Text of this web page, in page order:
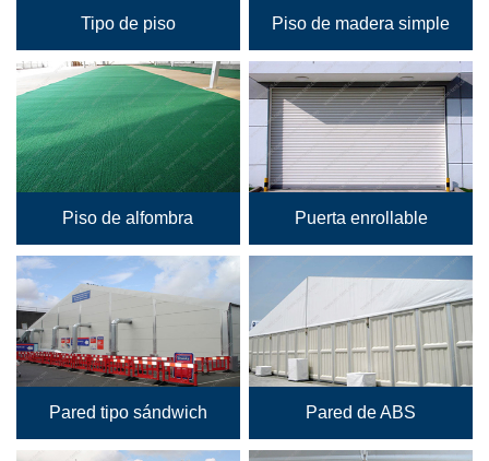
Tipo de piso Piso de madera simple
Piso de alfombra Puerta enrollable
Pared tipo sándwich Pared de ABS